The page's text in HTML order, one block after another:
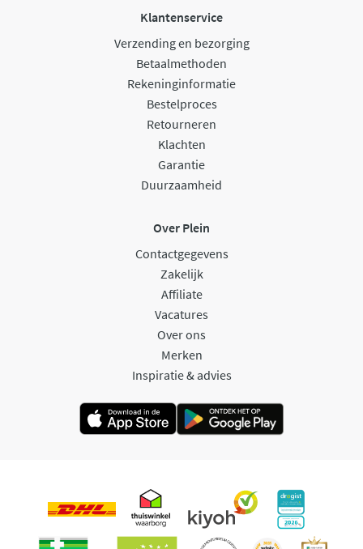
Klantenservice
Verzending en bezorging
Betaalmethoden
Rekeninginformatie
Bestelproces
Retourneren
Klachten
Garantie
Duurzaamheid
Over Plein
Contactgegevens
Zakelijk
Affiliate
Vacatures
Over ons
Merken
Inspiratie & advies